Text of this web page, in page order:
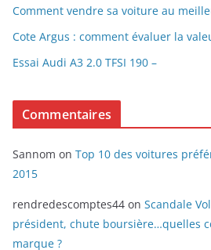
Comment vendre sa voiture au
Cote Argus : comment évaluer la
Essai Audi A3 2.0 TFSI 190 –
Commentaires
Sannom on Top 10 des voitures
2015
rendredescomptes44 on Scandale
président, chute boursière…quelles
marque ?